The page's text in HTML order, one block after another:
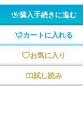
購入手続きに進む
カートに入れる
お気に入り
試し読み